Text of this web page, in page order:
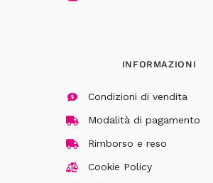
INFORMAZIONI
Condizioni di vendita
Modalità di pagamento
Rimborso e reso
Cookie Policy